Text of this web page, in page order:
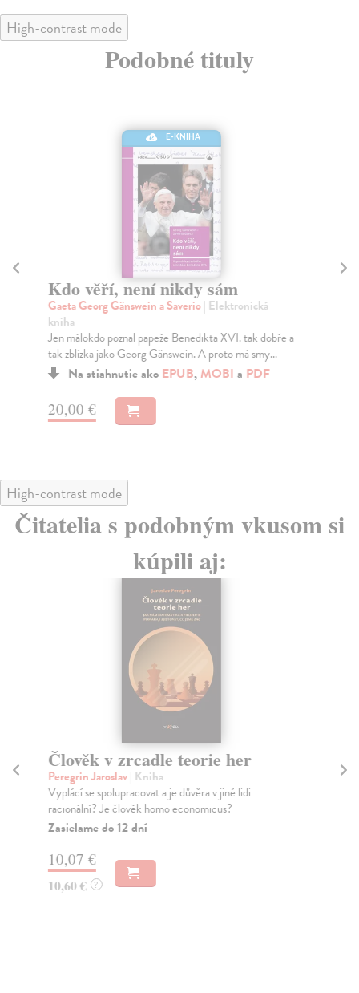
High-contrast mode
Podobné tituly
E-KNIHA
Kdo věří, není nikdy sám
Gaeta Georg Gänswein a Saverio| Elektronická
kniha
Jen málokdo poznal papeže Benedikta XVI. tak dobře a
tak zblízka jako Georg Gänswein. A proto má smy...
Na stiahnutie ako EPUB,MOBI a PDF
20,00 €
High-contrast mode
Čitatelia s podobným vkusom si
kúpili aj:
Člověk v zrcadle teorie her
Peregrin Jaroslav| Kniha
Vyplácí se spolupracovat a je důvěra v jiné lidi
racionální? Je člověk homo economicus?
Zasielame do 12 dní
10,07 €
10,60 € ?